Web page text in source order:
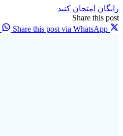
رایگان امتحان کنید
Share this post
Share this post via WhatsApp